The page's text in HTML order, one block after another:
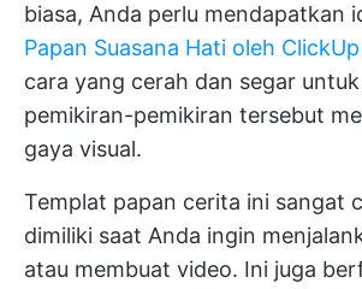
biasa, Anda perlu mendapatkan
Papan Suasana Hati oleh ClickUp
cara yang cerah dan segar
pemikiran-pemikiran tersebut
gaya visual.
Templat papan cerita ini sangat
dimiliki saat Anda ingin
atau membuat video. Ini juga